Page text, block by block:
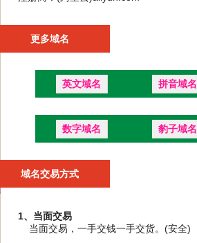
更多域名
英文域名 拼音域名
数字域名 豹子域名
域名交易方式
1、当面交易
当面交易，一手交钱一手交货。(安全)